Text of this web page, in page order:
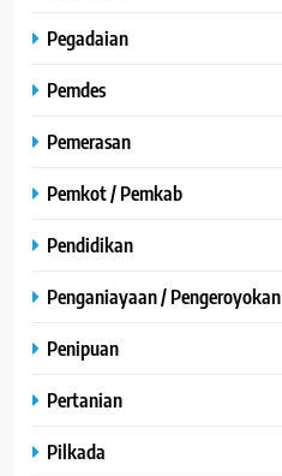
Pegadaian
Pemdes
Pemerasan
Pemkot / Pemkab
Pendidikan
Penganiayaan / Pengeroyokan
Penipuan
Pertanian
Pilkada